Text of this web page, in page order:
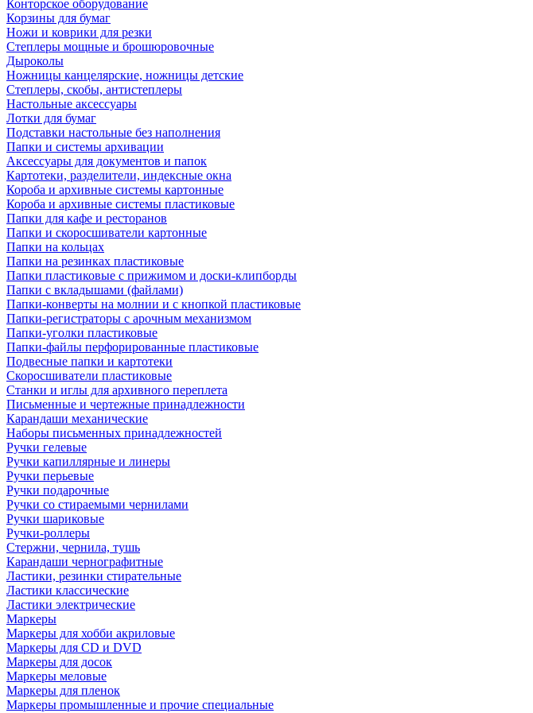
Конторское оборудование
Корзины для бумаг
Ножи и коврики для резки
Степлеры мощные и брошюровочные
Дыроколы
Ножницы канцелярские, ножницы детские
Степлеры, скобы, антистеплеры
Настольные аксессуары
Лотки для бумаг
Подставки настольные без наполнения
Папки и системы архивации
Аксессуары для документов и папок
Картотеки, разделители, индексные окна
Короба и архивные системы картонные
Короба и архивные системы пластиковые
Папки для кафе и ресторанов
Папки и скоросшиватели картонные
Папки на кольцах
Папки на резинках пластиковые
Папки пластиковые с прижимом и доски-клипборды
Папки с вкладышами (файлами)
Папки-конверты на молнии и с кнопкой пластиковые
Папки-регистраторы с арочным механизмом
Папки-уголки пластиковые
Папки-файлы перфорированные пластиковые
Подвесные папки и картотеки
Скоросшиватели пластиковые
Станки и иглы для архивного переплета
Письменные и чертежные принадлежности
Карандаши механические
Наборы письменных принадлежностей
Ручки гелевые
Ручки капиллярные и линеры
Ручки перьевые
Ручки подарочные
Ручки со стираемыми чернилами
Ручки шариковые
Ручки-роллеры
Стержни, чернила, тушь
Карандаши чернографитные
Ластики, резинки стирательные
Ластики классические
Ластики электрические
Маркеры
Маркеры для хобби акриловые
Маркеры для CD и DVD
Маркеры для досок
Маркеры меловые
Маркеры для пленок
Маркеры промышленные и прочие специальные